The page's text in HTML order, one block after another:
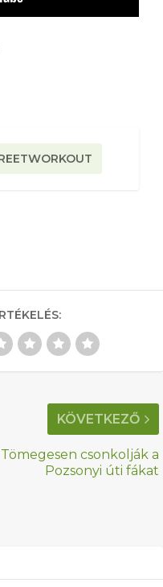
KÖVETKEZŐ
Tömegesen csonkolják a
Pozsonyi úti fákat